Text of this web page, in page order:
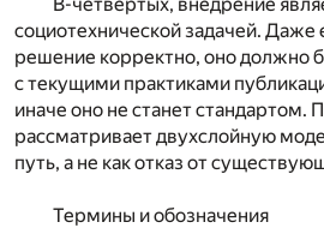
социотехнической задачей. Даже
решение корректно, оно должно
с текущими практиками
иначе оно не станет стандартом.
рассматривает двухслойную
путь, а не как отказ от
Термины и обозначения